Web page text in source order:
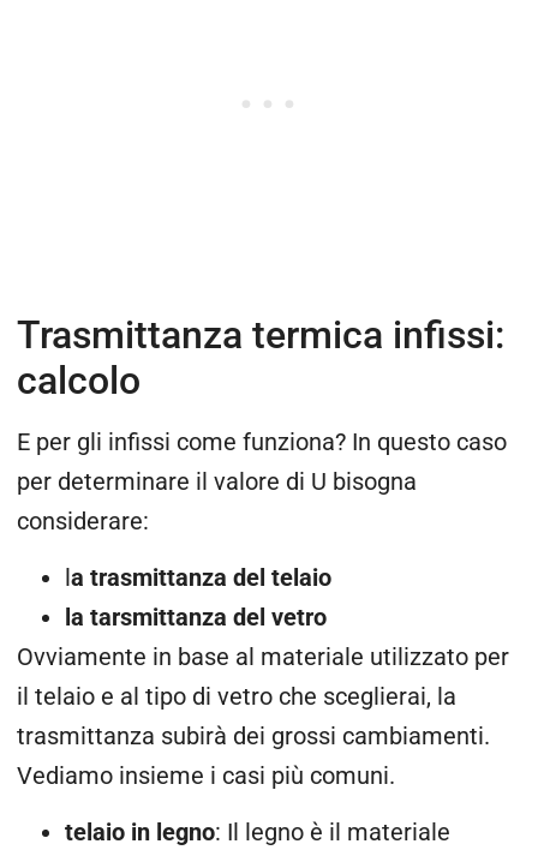
Trasmittanza termica infissi:
calcolo
E per gli infissi come funziona? In questo caso
per determinare il valore di U bisogna
considerare:
a trasmittanza del telaio
la tarsmittanza del vetro
Ovviamente in base al materiale utilizzato per
il telaio e al tipo di vetro che sceglierai, la
trasmittanza subirà dei grossi cambiamenti.
Vediamo insieme i casi più comuni.
telaio in legno: Il legno è il materiale